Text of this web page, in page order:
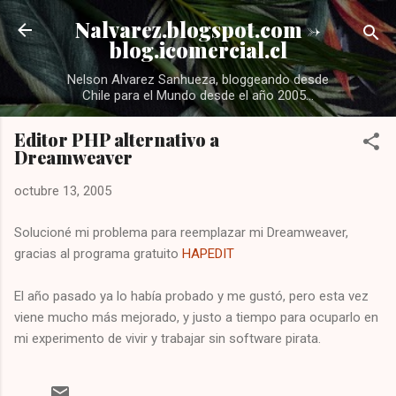
Ir al contenido principal
Nalvarez.blogspot.com ->
blog.icomercial.cl
Nelson Alvarez Sanhueza, bloggeando desde
Chile para el Mundo desde el año 2005...
Editor PHP alternativo a
Dreamweaver
octubre 13, 2005
Solucioné mi problema para reemplazar mi Dreamweaver,
gracias al programa gratuito HAPEDIT
El año pasado ya lo había probado y me gustó, pero esta vez
viene mucho más mejorado, y justo a tiempo para ocuparlo en
mi experimento de vivir y trabajar sin software pirata.